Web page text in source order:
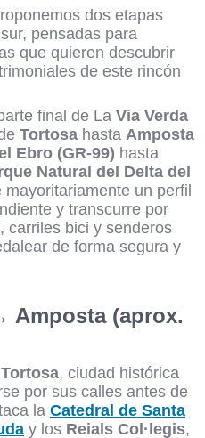
dos etapas
pensadas para
que quieren descubrir
de este rincón
final de La Via Verda
Tortosa hasta Amposta
Ebro (GR-99) hasta
Natural del Delta del
un perfil
y transcurre por
carriles bici y senderos
de forma segura y
Amposta (aprox.
Tortosa, ciudad histórica
por sus calles antes de
la Catedral de Santa
y los Reials Col·legis,